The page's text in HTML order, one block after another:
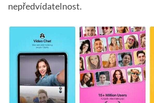
nepředvídatelnost.